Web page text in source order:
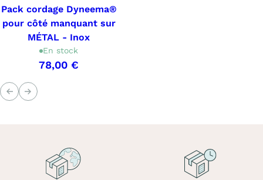
Pack cordage Dyneema®
pour côté manquant sur
MÉTAL - Inox
En stock
78,00 €
Précédent
Suivant